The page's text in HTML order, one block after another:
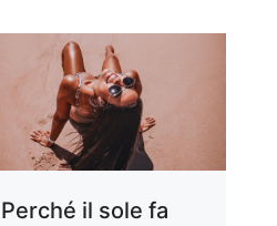
Perché il sole fa